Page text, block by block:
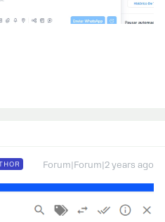
Forum|Forum|2 years ago